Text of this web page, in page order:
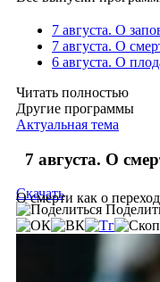
7 августа. О
7 августа. О
6 августа. О
Читать полностью
Другие программы
Актуальная тема
7 августа. О
О смерти как о
Скачать